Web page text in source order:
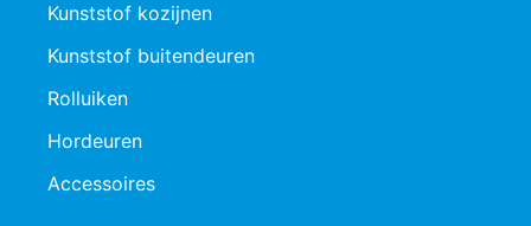
Kunststof kozijnen
Kunststof buitendeuren
Rolluiken
Hordeuren
Accessoires